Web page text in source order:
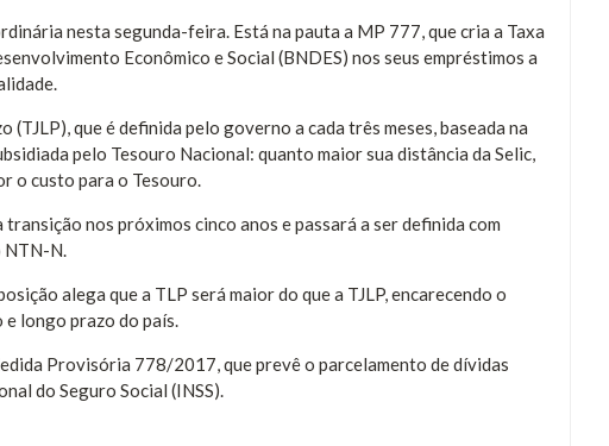
nesta segunda-feira. Está na pauta a MP 777, que cria a Taxa
Econômico e Social (BNDES) nos seus empréstimos a
que é definida pelo governo a cada três meses, baseada na
pelo Tesouro Nacional: quanto maior sua distância da Selic,
o custo para o Tesouro.
nos próximos cinco anos e passará a ser definida com
NTN-N.
alega que a TLP será maior do que a TJLP, encarecendo o
longo prazo do país.
Provisória 778/2017, que prevê o parcelamento de dívidas
do Seguro Social (INSS).